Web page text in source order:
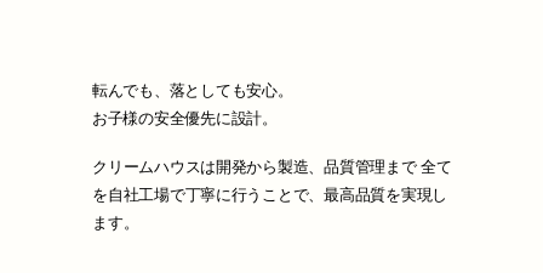
転んでも、落としても安心。
お子様の安全優先に設計。
クリームハウスは開発から製造、品質管理まで 全て
を自社工場で丁寧に行うことで、最高品質を実現し
ます。